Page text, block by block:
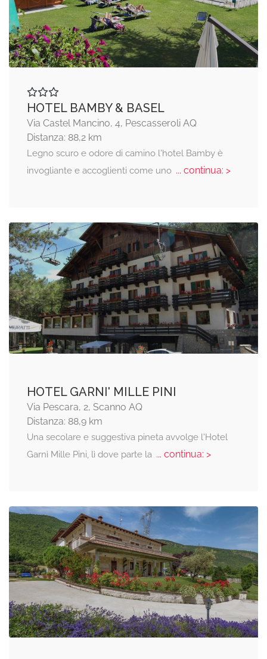
HOTEL BAMBY & BASEL
Via Castel Mancino, 4, Pescasseroli AQ
Distanza: 88,2 km
Legno scuro e odore di camino l'hotel Bamby è
invogliante e accoglienti come uno... continua: >
HOTEL GARNI' MILLE PINI
Via Pescara, 2, Scanno AQ
Distanza: 88,9 km
Una secolare e suggestiva pineta avvolge l'Hotel
Garnì Mille Pini, lì dove parte la... continua: >